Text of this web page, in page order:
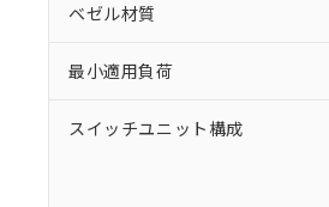
ベゼル材質
最小適用負荷
スイッチユニット構成